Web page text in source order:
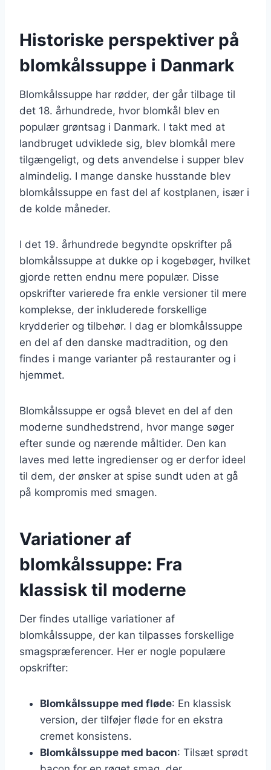
Historiske perspektiver på
blomkålssuppe i Danmark
Blomkålssuppe har rødder, der går tilbage til
det 18. århundrede, hvor blomkål blev en
populær grøntsag i Danmark. I takt med at
landbruget udviklede sig, blev blomkål mere
tilgængeligt, og dets anvendelse i supper blev
almindelig. I mange danske husstande blev
blomkålssuppe en fast del af kostplanen, især i
de kolde måneder.
I det 19. århundrede begyndte opskrifter på
blomkålssuppe at dukke op i kogebøger, hvilket
gjorde retten endnu mere populær. Disse
opskrifter varierede fra enkle versioner til mere
komplekse, der inkluderede forskellige
krydderier og tilbehør. I dag er blomkålssuppe
en del af den danske madtradition, og den
findes i mange varianter på restauranter og i
hjemmet.
Blomkålssuppe er også blevet en del af den
moderne sundhedstrend, hvor mange søger
efter sunde og nærende måltider. Den kan
laves med lette ingredienser og er derfor ideel
til dem, der ønsker at spise sundt uden at gå
på kompromis med smagen.
Variationer af
blomkålssuppe: Fra
klassisk til moderne
Der findes utallige variationer af
blomkålssuppe, der kan tilpasses forskellige
smagspræferencer. Her er nogle populære
opskrifter:
Blomkålssuppe med fløde: En klassisk
version, der tilføjer fløde for en ekstra
cremet konsistens.
Blomkålssuppe med bacon: Tilsæt sprødt